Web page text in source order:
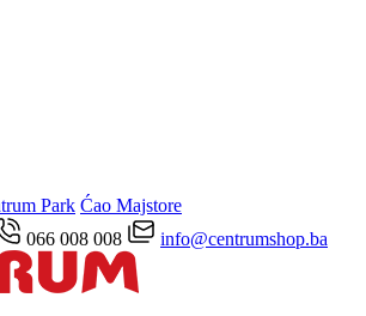
Park Ćao Majstore
066 008 008 info@centrumshop.ba